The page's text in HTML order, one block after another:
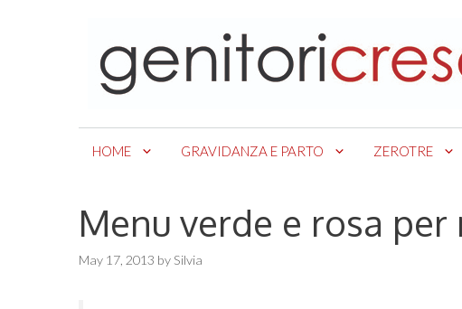
HOME GRAVIDANZA E PARTO ZEROTRE
Menu verde e rosa
May 17, 2013 by Silvia